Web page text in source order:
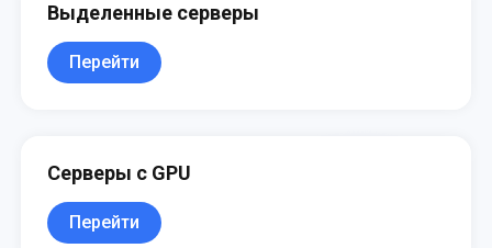
Выделенные серверы
Перейти
Серверы с GPU
Перейти